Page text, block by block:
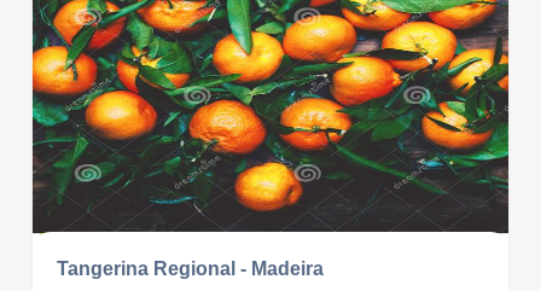
Tangerina Regional - Madeira